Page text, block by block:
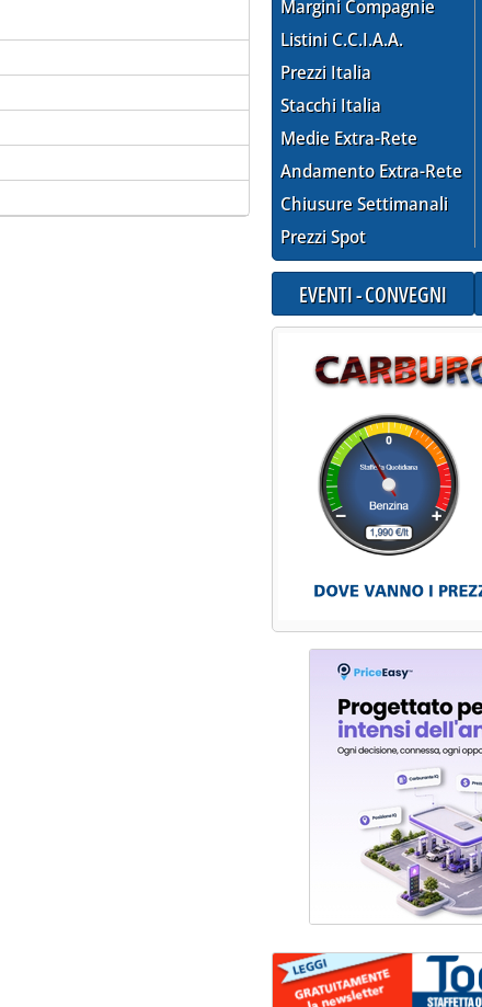
Margini Compagnie
Listini C.C.I.A.A.
Prezzi Italia
Stacchi Italia
Medie Extra-Rete
Andamento Extra-Rete
Chiusure Settimanali
Prezzi Spot
EVENTI - CONVEGNI